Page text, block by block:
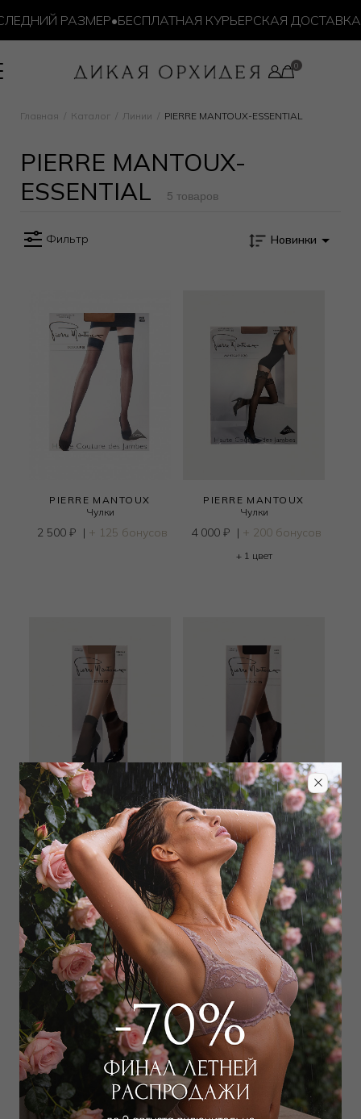
РАЗМЕР•БЕСПЛАТНАЯ КУРЬЕРСКАЯ ДОСТАВКА
Главная Каталог Линии PIERRE MANTOUX-ESSENTIAL
PIERRE MANTOUX-
ESSENTIAL
5 товаров
Фильтр Новинки
PIERRE MANTOUX
Чулки
2 500 ₽ | + 125 бонусов
PIERRE MANTOUX
Чулки
4 000 ₽ | + 200 бонусов
+ 1 цвет
PIERRE MANTOUX
Носки
1 500 |+ 75 бонусов
+ 1 цвет
PIERRE MANTOUX
Носки
1 500₽ |+ 75 бонусов
+ 1 цвет